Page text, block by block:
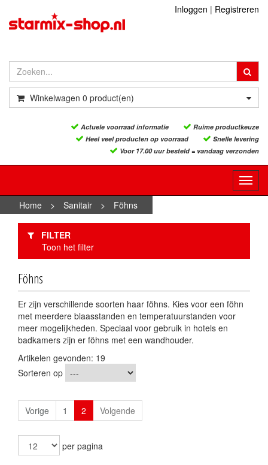
Inloggen | Registreren
Winkelwagen 0 product(en)
Actuele voorraad informatie
Ruime productkeuze
Heel veel producten op voorraad
Snelle levering
Voor 17.00 uur besteld = vandaag verzonden
Home
> Sanitair > Föhns
FILTER
Toon het filter
Föhns
Er zijn verschillende soorten haar föhns. Kies voor een föhn
met meerdere blaasstanden en temperatuurstanden voor
meer mogelijkheden. Speciaal voor gebruik in hotels en
badkamers zijn er föhns met een wandhouder.
Artikelen gevonden: 19
Sorteren op
Vorige 1 2 Volgende
per pagina